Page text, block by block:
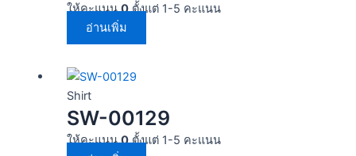
ให้คะแนน0ตั้งแต่ 1-5 คะแนน
อ่านเพิ่ม
Shirt
SW-00129
ให้คะแนน0ตั้งแต่ 1-5 คะแนน